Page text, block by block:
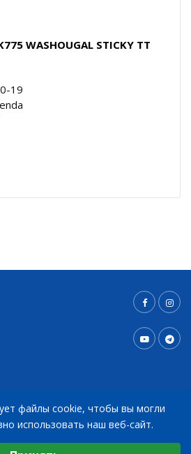
WASHOUGAL STICKY TT
19
файлы cookie, чтобы вы могли
использовать наш веб-сайт.
cookie